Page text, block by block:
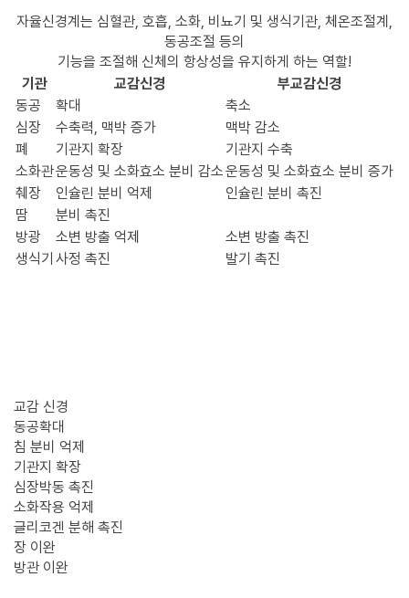
자율신경계는 심혈관, 호흡, 소화, 비뇨기 및 생식기관, 체온조절계,
동공조절 등의
기능을 조절해 신체의 항상성을 유지하게 하는 역할!
기관
교감신경
부교감신경
동공
확대
축소
심장
수축력, 맥박 증가
맥박 감소
폐
기관지 확장
기관지 수축
소화관운동성 및 소화효소 분비 감소운동성 및 소화효소 분비 증가
췌장
인슐린 분비 억제
인슐린 분비 촉진
땀
분비 촉진
방광
소변 방출 억제
소변 방출 촉진
생식기 사정 촉진 발기 촉진
교감 신경
동공확대
침 분비 억제
기관지 확장
심장박동 촉진
소화작용 억제
글리코겐 분해 촉진
장 이완
방관 이완